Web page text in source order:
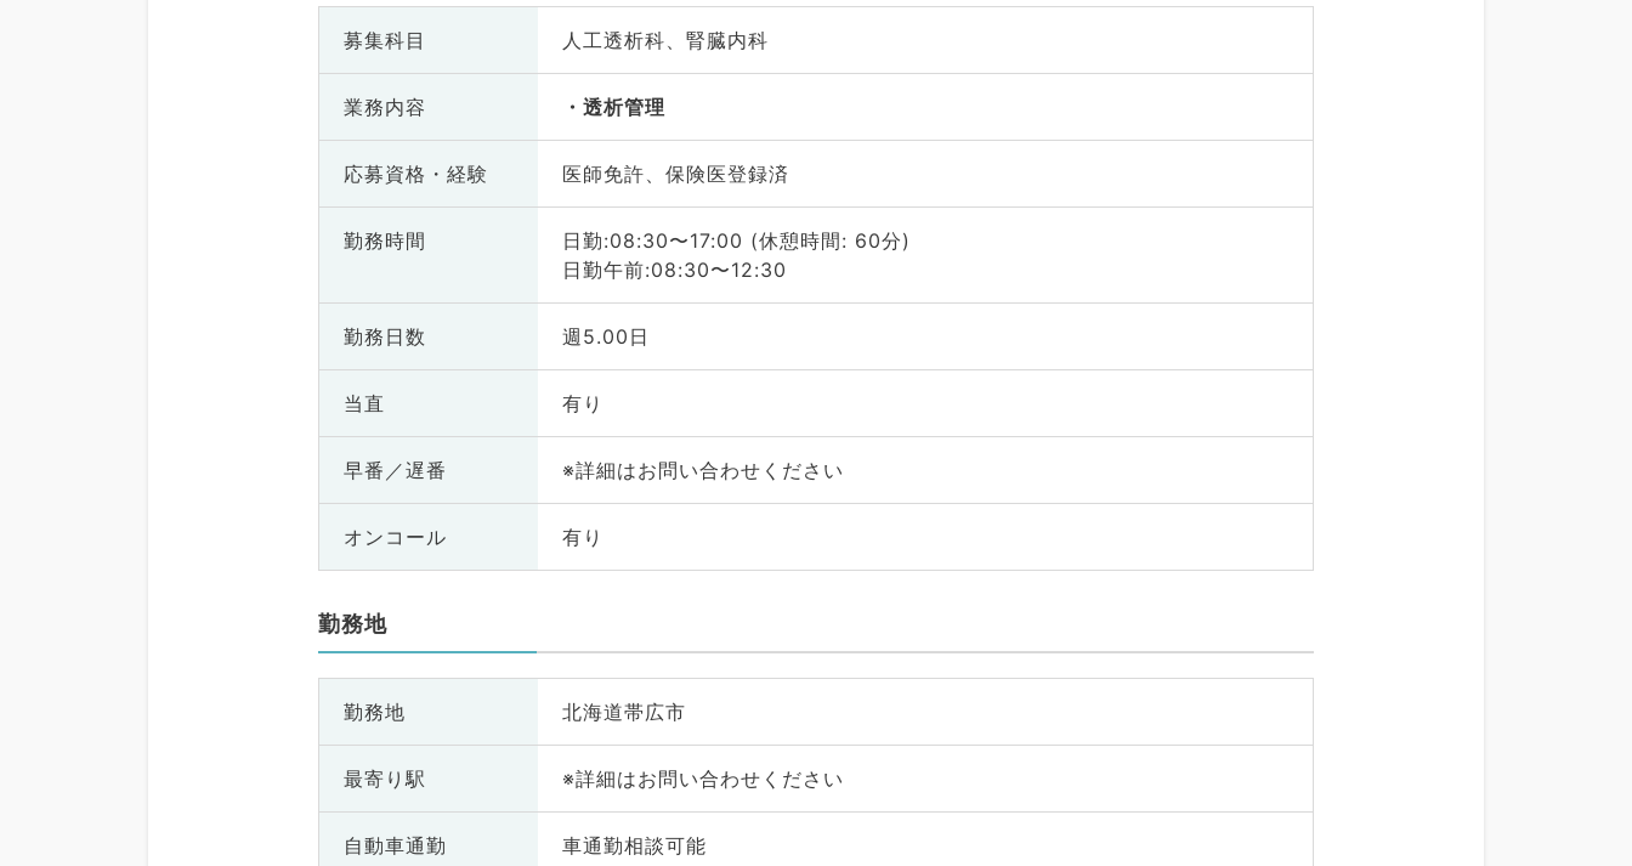
募集科目 人工透析科、腎臓内科
業務内容 透析管理
応募資格・ 経験 医師免許、保険医登録済
勤務時間
日勤:08:30〜17:00 (休憩時間: 60分)
日勤午前:08:30〜12:30
勤務日数 週5.00日
当直 有り
早番／遅番 ※詳細はお問い合わせください
オンコール 有り
勤務地
勤務地 北海道帯広市
最寄り駅 ※詳細はお問い合わせください
自動車通勤 車通勤相談可能